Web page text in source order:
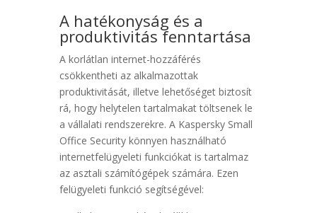
A hatékonyság és a
produktivitás fenntartása
A korlátlan internet-hozzáférés
csökkentheti az alkalmazottak
produktivitását, illetve lehetőséget biztosít
rá, hogy helytelen tartalmakat töltsenek le
a vállalati rendszerekre. A Kaspersky Small
Office Security könnyen használható
internetfelügyeleti funkciókat is tartalmaz
az asztali számítógépek számára. Ezen
felügyeleti funkció segítségével: